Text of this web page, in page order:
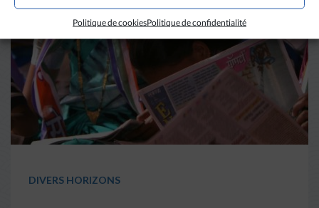
Politique de cookiesPolitique de confidentialité
DIVERS HORIZONS